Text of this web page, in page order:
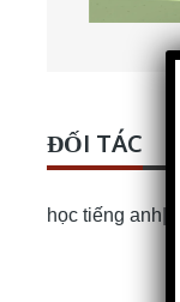
ĐỐI TÁC
học tiếng anh